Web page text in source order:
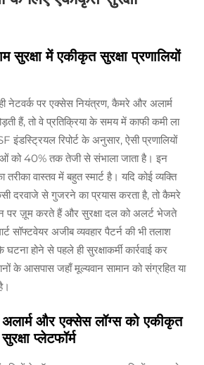
सुरक्षा में एकीकृत सुरक्षा प्रणालियों
नेटवर्क पर एक्सेस नियंत्रण, कैमरे और अलार्म
हैं, तो वे प्रतिक्रिया के समय में काफी कमी ला
रिपोर्ट के अनुसार, ऐसी प्रणालियों
को 40% तक तेजी से संभाला जाता है। इन
तरीका वास्तव में बहुत स्मार्ट है। यदि कोई व्यक्ति
दरवाजे से गुजरने का प्रयास करता है, तो कैमरे
पर ज़ूम करते हैं और सुरक्षा दल को अलर्ट भेजते
सॉफ्टवेयर अजीब व्यवहार पैटर्न की भी तलाश
होने से पहले ही सुरक्षाकर्मी कार्रवाई कर
के आसपास जहाँ मूल्यवान सामान को संग्रहित या
अलार्म और एक्सेस लॉग्स को एकीकृत
प्लेटफॉर्म